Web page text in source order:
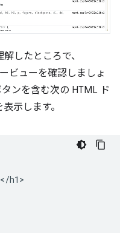
したところで、
ビューを確認しましょ
ンを含む次の HTML ド
示します。
h1>